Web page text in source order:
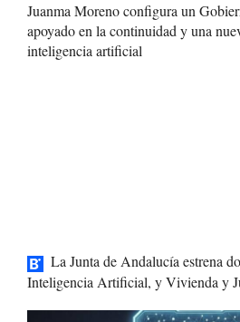
Juanma Moreno configura un
apoyado en la continuidad y una
inteligencia artificial
La Junta de Andalucía estrena
Inteligencia Artificial, y Vivienda y